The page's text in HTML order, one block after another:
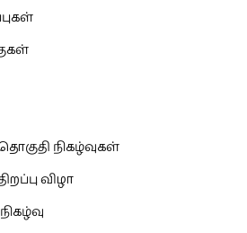
நிகழ்வுகள்
விழா